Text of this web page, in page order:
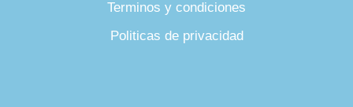
Terminos y condiciones
Politicas de privacidad